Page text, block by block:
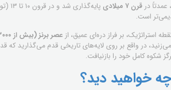
در قرن ۷ میلادی
است.
بر فراز دره‌ای عمیق، از عصر برنز (بیش از ۳۰۰۰ سال پیش)
در واقع بر روی لایه‌های تاریخی قدم می‌گذارید که
خواهید دید؟